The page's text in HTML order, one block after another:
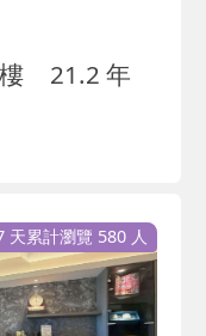
21.2 年
天累計瀏覽 580 人